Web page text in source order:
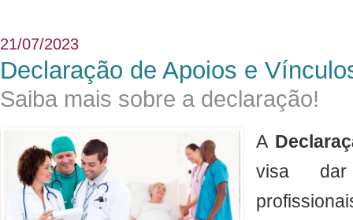
21/07/2023
Declaração de Apoios e
Saiba mais sobre a declaração!
A
visa dar